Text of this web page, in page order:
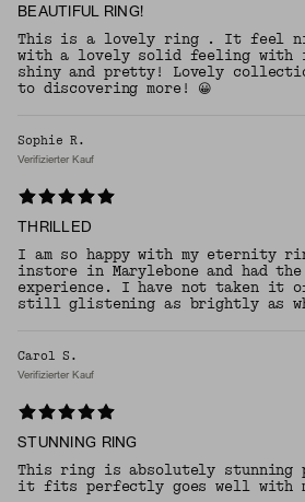
BEAUTIFUL RING!
This is a lovely ring . It feel
with a lovely solid feeling
shiny and pretty! Lovely
to discovering more! 😀
Sophie R.
Verifizierter Kauf
THRILLED
I am so happy with my eternity
instore in Marylebone and had
experience. I have not taken it
still glistening as brightly as
Carol S.
Verifizierter Kauf
STUNNING RING
This ring is absolutely stunning
it fits perfectly goes well with